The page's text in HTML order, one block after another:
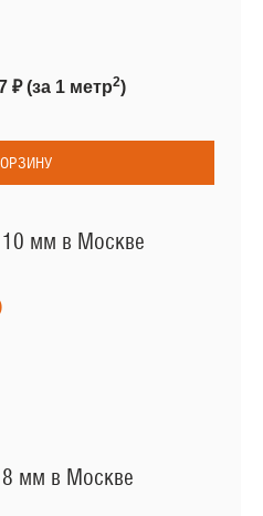
₽(за 1 метр2)
КОРЗИНУ
10 мм в Москве
8 мм в Москве